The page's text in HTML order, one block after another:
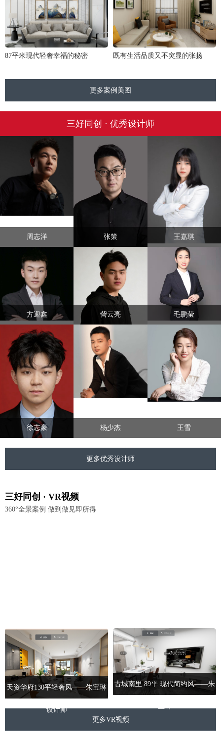
87平米现代轻奢幸福的秘密 既有生活品质又不突显的张扬
更多案例美图
三好同创 · 优秀设计师
周志洋 张策 王嘉琪
方迎鑫 訾云亮 毛鹏莹
徐志豪 杨少杰 王雪
更多优秀设计师
三好同创 · VR视频
360°全景案例 做到做见即所得
天资华府130平轻奢风——朱宝琳
设计师
古城南里 89平 现代简约风——朱
更多VR视频